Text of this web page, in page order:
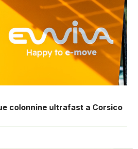
colonnine ultrafast a Corsico